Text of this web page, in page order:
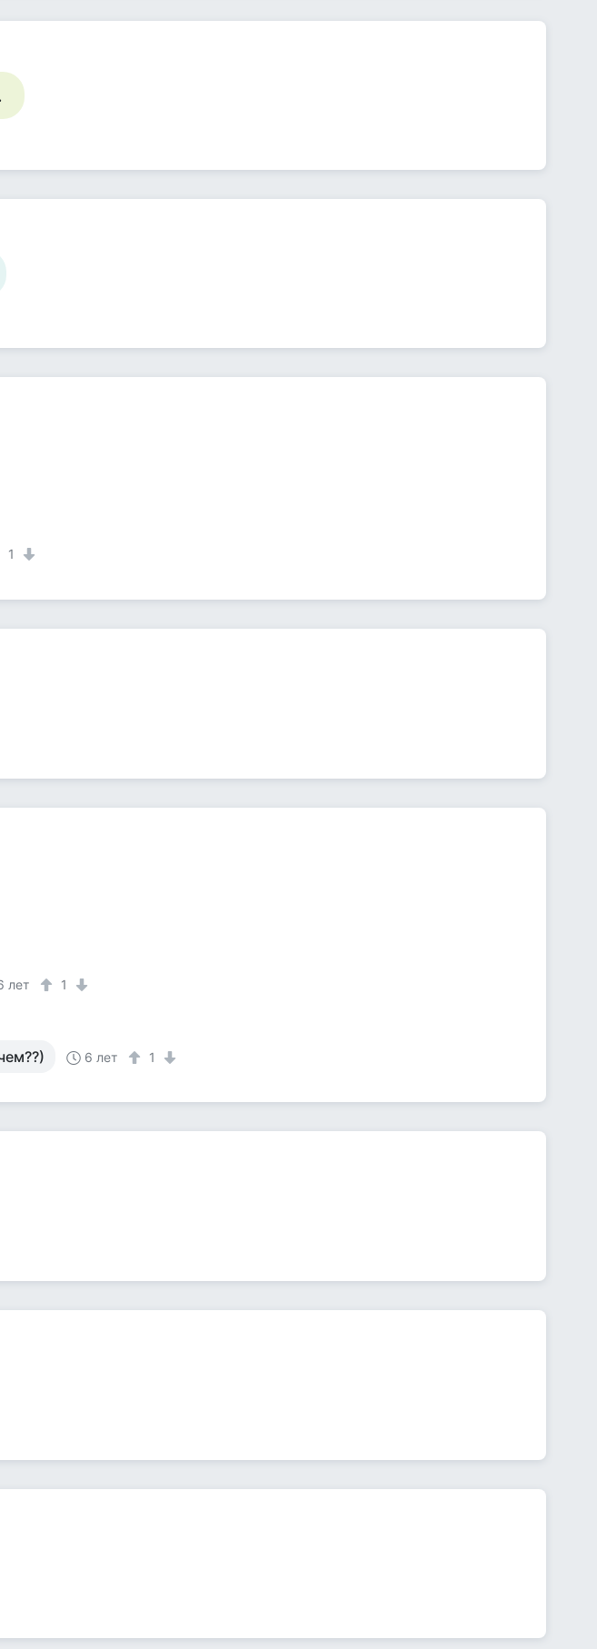
1
лет 1
6 лет 1